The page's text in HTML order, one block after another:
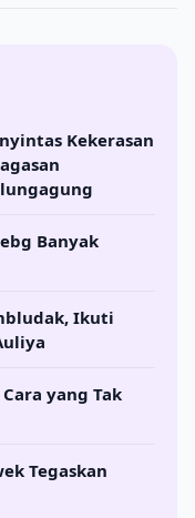
Kekerasan
Banyak
Ikuti
yang Tak
Tegaskan